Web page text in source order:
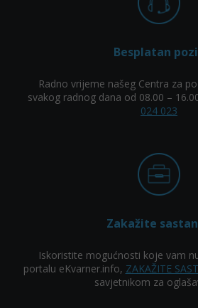
Besplatan
Radno vrijeme našeg Centra za
svakog radnog dana od 08.00 –
024 023
Zakažite
Iskoristite mogućnosti koje vam
portalu eKvarner.info, ZAKAŽITE
savjetnikom za